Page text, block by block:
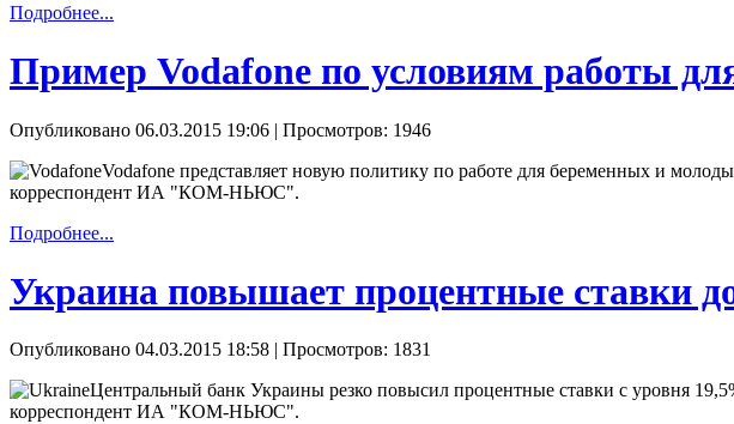
Подробнее...
Пример Vodafone по условиям работы
Опубликовано 06.03.2015 19:06 | Просмотров: 1946
Vodafone представляет новую политику по работе для беременных и
корреспондент ИА "КОМ-НЬЮС".
Подробнее...
Украина повышает процентные ставки
Опубликовано 04.03.2015 18:58 | Просмотров: 1831
Центральный банк Украины резко повысил процентные ставки с уровня
корреспондент ИА "КОМ-НЬЮС".